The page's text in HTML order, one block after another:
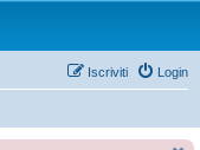
Login
Iscriviti